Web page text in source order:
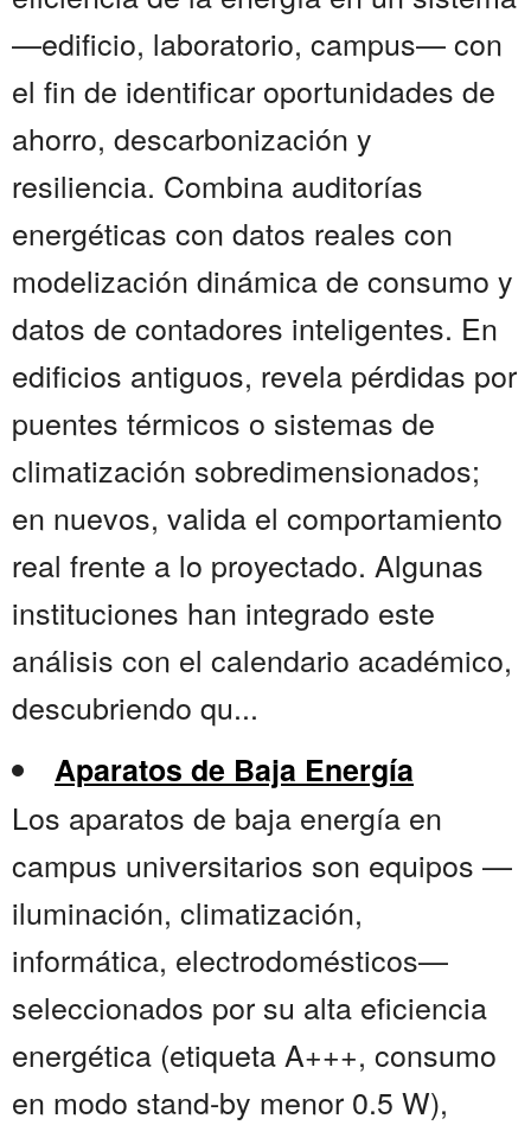
—edificio, laboratorio, campus— con
el fin de identificar oportunidades de
ahorro, descarbonización y
resiliencia. Combina auditorías
energéticas con datos reales con
modelización dinámica de consumo y
datos de contadores inteligentes. En
edificios antiguos, revela pérdidas por
puentes térmicos o sistemas de
climatización sobredimensionados;
en nuevos, valida el comportamiento
real frente a lo proyectado. Algunas
instituciones han integrado este
análisis con el calendario académico,
descubriendo qu...
Aparatos de Baja Energía
Los aparatos de baja energía en
campus universitarios son equipos —
iluminación, climatización,
informática, electrodomésticos—
seleccionados por su alta eficiencia
energética (etiqueta A+++, consumo
en modo stand-by menor 0.5 W),